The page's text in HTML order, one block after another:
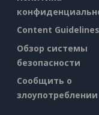
Content Guidelines
Обзор системы
безопасности
Сообщить о
злоупотреблении